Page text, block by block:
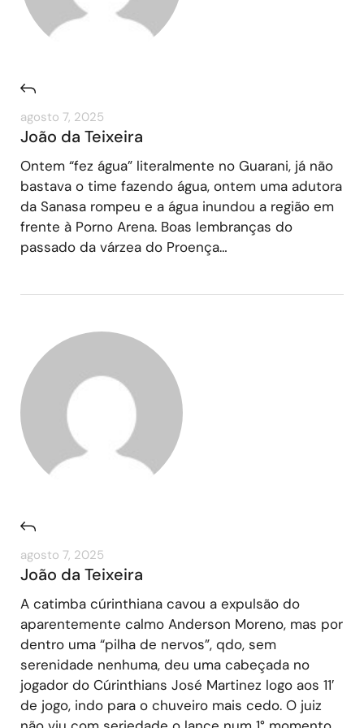
agosto 7, 2025
João da Teixeira
Ontem “fez água” literalmente no Guarani, já não
bastava o time fazendo água, ontem uma adutora
da Sanasa rompeu e a água inundou a região em
frente à Porno Arena. Boas lembranças do
passado da várzea do Proença…
agosto 7, 2025
João da Teixeira
A catimba cúrinthiana cavou a expulsão do
aparentemente calmo Anderson Moreno, mas por
dentro uma “pilha de nervos”, qdo, sem
serenidade nenhuma, deu uma cabeçada no
jogador do Cúrinthians José Martinez logo aos 11′
de jogo, indo para o chuveiro mais cedo. O juiz